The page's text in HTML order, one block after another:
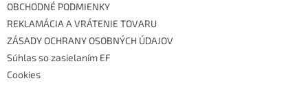
OBCHODNÉ PODMIENKY
REKLAMÁCIA A VRÁTENIE TOVARU
ZÁSADY OCHRANY OSOBNÝCH ÚDAJOV
Súhlas so zasielaním EF
Cookies